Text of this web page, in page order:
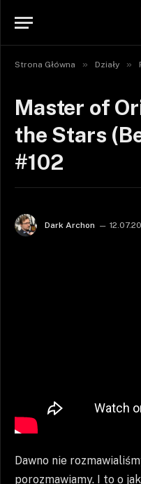
Strona Główna » Działy »
Master of
the Stars
#102
Dark Archon
Dawno nie
porozmawiamy. I to o